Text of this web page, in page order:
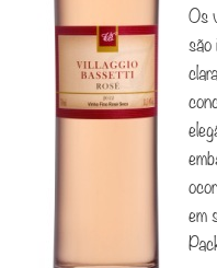
Os
são
em